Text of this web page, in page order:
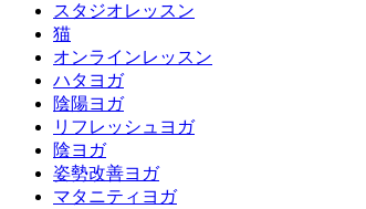
スタジオレッスン
猫
オンラインレッスン
ハタヨガ
陰陽ヨガ
リフレッシュヨガ
陰ヨガ
姿勢改善ヨガ
マタニティヨガ